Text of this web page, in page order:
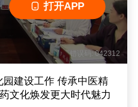
打开APP
错误码: 042312
建设工作 传承中医精
文化焕发更大时代魅力